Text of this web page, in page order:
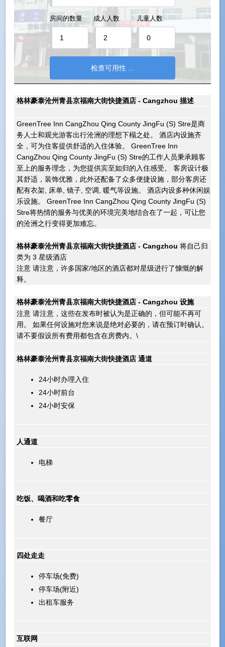
房间的数量 成人人数 儿童人数
格林豪泰沧州青县京福南大街快捷酒店 - Cangzhou 描述
GreenTree Inn CangZhou Qing County JingFu (S) Stre是商
务人士和观光游客出行沧洲的理想下榻之处。 酒店内设施齐
全，可为住客提供舒适的入住体验。 GreenTree Inn
CangZhou Qing County JingFu (S) Stre的工作人员秉承顾客
至上的服务理念，为您提供宾至如归的入住感受。 客房设计极
其舒适，装饰优雅，此外还配备了众多便捷设施，部分客房还
配有衣架, 床单, 镜子, 空调, 暖气等设施。 酒店内设多种休闲娱
乐设施。 GreenTree Inn CangZhou Qing County JingFu (S)
Stre将热情的服务与优美的环境完美地结合在了一起，可让您
的沧洲之行变得更加难忘。
格林豪泰沧州青县京福南大街快捷酒店 - Cangzhou 将自己归
类为 3 星级酒店
注意 请注意，许多国家/地区的酒店都对星级进行了慷慨的解
释。
格林豪泰沧州青县京福南大街快捷酒店 - Cangzhou 设施
注意 请注意，这些在发布时被认为是正确的，但可能不再可
用。 如果任何设施对您来说是绝对必要的，请在预订时确认。
请不要假设所有费用都包含在房费内。\
格林豪泰沧州青县京福南大街快捷酒店 通道
24小时办理入住
24小时前台
24小时安保
人通道
电梯
吃饭、喝酒和吃零食
餐厅
四处走走
停车场(免费)
停车场(附近)
出租车服务
互联网